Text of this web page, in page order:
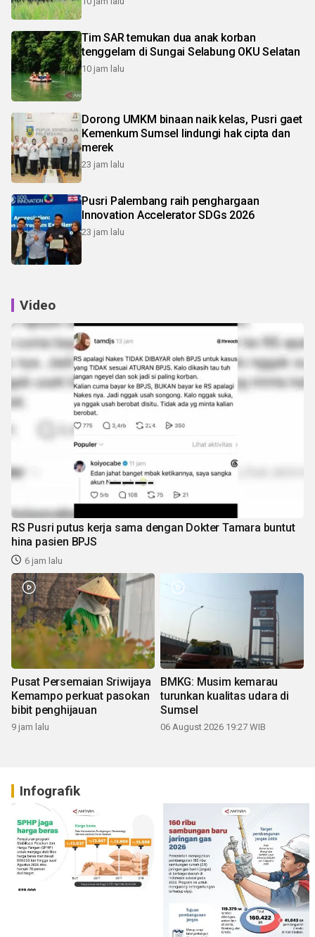
Tim SAR temukan dua anak korban
tenggelam di Sungai Selabung OKU Selatan
10 jam lalu
Dorong UMKM binaan naik kelas, Pusri gaet
Kemenkum Sumsel lindungi hak cipta dan
merek
23 jam lalu
Pusri Palembang raih penghargaan
Innovation Accelerator SDGs 2026
23 jam lalu
Video
RS Pusri putus kerja sama dengan Dokter Tamara buntut
hina pasien BPJS
6 jam lalu
Pusat Persemaian Sriwijaya
Kemampo perkuat pasokan
bibit penghijauan
9 jam lalu
BMKG: Musim kemarau
turunkan kualitas udara di
Sumsel
06 August 2026 19:27 WIB
Infografik